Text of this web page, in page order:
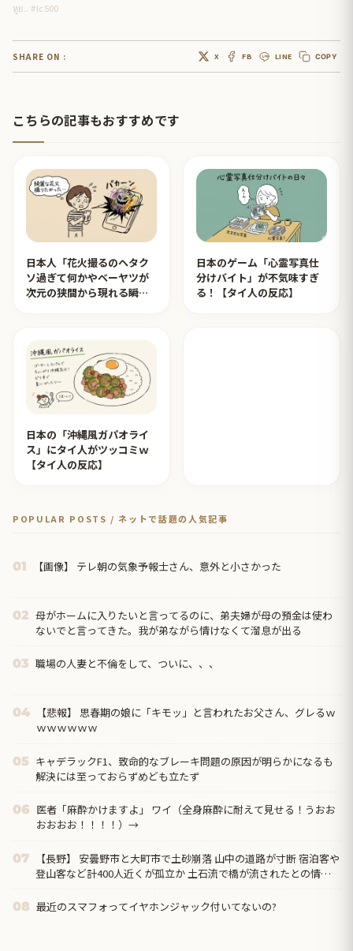
หูย.. #lc500
SHARE ON : X FB LINE COPY
こちらの記事もおすすめです
日本人「花火撮るのヘタク
ソ過ぎて何かやベーヤツが
次元の狭間から現れる瞬間
日本のゲーム「心霊写真仕
分けバイト」が不気味すぎ
る！【タイ人の反応】
日本の「沖縄風ガパオライ
ス」にタイ人がツッコミｗ
【タイ人の反応】
POPULAR POSTS / ネットで話題の人気記事
01 【画像】 テレ朝の気象予報士さん、意外と小さかった
02 母がホームに入りたいと言ってるのに、弟夫婦が母の預金は使わ
ないでと言ってきた。我が弟ながら情けなくて溜息が出る
03 職場の人妻と不倫をして、ついに、、、
04
【悲報】 思春期の娘に「キモッ」と言われたお父さん、グレるｗ
ｗｗｗｗｗｗ
05 キャデラックF1、致命的なブレーキ問題の原因が明らかになるも
解決には至っておらずめども立たず
06 医者「麻酔かけますよ」 ワイ（全身麻酔に耐えて見せる！うおお
おおおお！！！！）→
07
【長野】 安曇野市と大町市で土砂崩落 山中の道路が寸断 宿泊客や
登山客など計400人近くが孤立か 土石流で橋が流されたとの情報
08 最近のスマフォってイヤホンジャック付いてないの?